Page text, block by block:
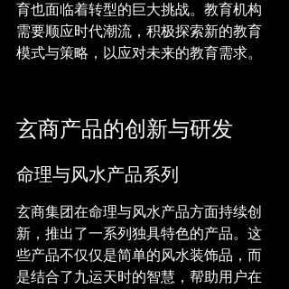
育也面临着转型的巨大挑战。教育机构
需要顺应时代潮流，积极探索新的教育
模式与策略，以应对未来的教育需求。
玄商产品的创新与研发
命理与风水产品系列
玄商集团在命理与风水产品方面持续创
新，推出了一系列独具特色的产品。这
些产品不仅仅是简单的风水装饰品，而
是结合了九运天时的智慧，帮助用户在